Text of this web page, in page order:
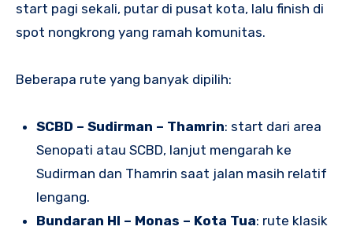
start pagi sekali, putar di pusat kota, lalu finish di
spot nongkrong yang ramah komunitas.
Beberapa rute yang banyak dipilih:
SCBD – Sudirman – Thamrin: start dari area
Senopati atau SCBD, lanjut mengarah ke
Sudirman dan Thamrin saat jalan masih relatif
lengang.
Bundaran HI – Monas – Kota Tua: rute klasik